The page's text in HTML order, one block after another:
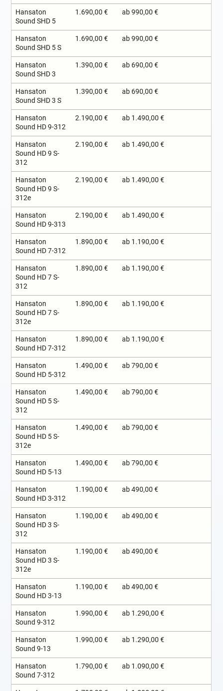
Hansaton
Sound SHD 5
1.690,00 € ab 990,00 €
Hansaton
Sound SHD 5 S
1.690,00 € ab 990,00 €
Hansaton
Sound SHD 3
1.390,00 € ab 690,00 €
Hansaton
Sound SHD 3 S
1.390,00 € ab 690,00 €
Hansaton
Sound HD 9-312
2.190,00 € ab 1.490,00 €
Hansaton
Sound HD 9 S-
312
2.190,00 € ab 1.490,00 €
Hansaton
Sound HD 9 S-
312e
2.190,00 € ab 1.490,00 €
Hansaton
Sound HD 9-313
2.190,00 € ab 1.490,00 €
Hansaton
Sound HD 7-312
1.890,00 € ab 1.190,00 €
Hansaton
Sound HD 7 S-
312
1.890,00 € ab 1.190,00 €
Hansaton
Sound HD 7 S-
312e
1.890,00 € ab 1.190,00 €
Hansaton
Sound HD 7-312
1.890,00 € ab 1.190,00 €
Hansaton
Sound HD 5-312
1.490,00 € ab 790,00 €
Hansaton
Sound HD 5 S-
312
1.490,00 € ab 790,00 €
Hansaton
Sound HD 5 S-
312e
1.490,00 € ab 790,00 €
Hansaton
Sound HD 5-13
1.490,00 € ab 790,00 €
Hansaton
Sound HD 3-312
1.190,00 € ab 490,00 €
Hansaton
Sound HD 3 S-
312
1.190,00 € ab 490,00 €
Hansaton
Sound HD 3 S-
312e
1.190,00 € ab 490,00 €
Hansaton
Sound HD 3-13
1.190,00 € ab 490,00 €
Hansaton
Sound 9-312
1.990,00 € ab 1.290,00 €
Hansaton
Sound 9-13
1.990,00 € ab 1.290,00 €
Hansaton
Sound 7-312
1.790,00 € ab 1.090,00 €